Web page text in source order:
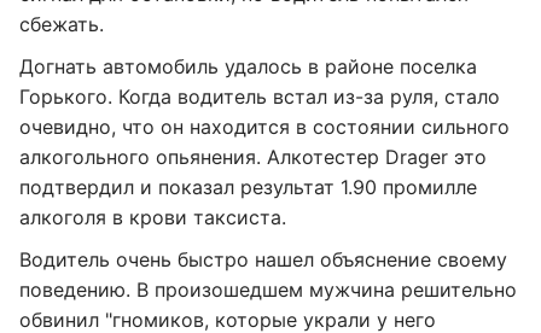
сбежать.
Догнать автомобиль удалось в районе поселка
Горького. Когда водитель встал из-за руля, стало
очевидно, что он находится в состоянии сильного
алкогольного опьянения. Алкотестер Drager это
подтвердил и показал результат 1.90 промилле
алкоголя в крови таксиста.
Водитель очень быстро нашел объяснение своему
поведению. В произошедшем мужчина решительно
обвинил "гномиков, которые украли у него